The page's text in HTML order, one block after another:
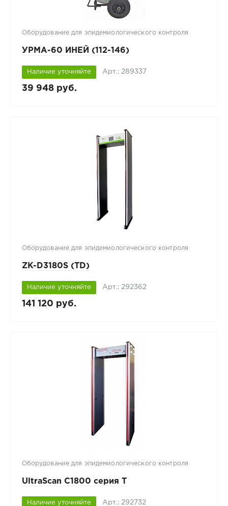
Оборудование для эпидемиологического контроля
УРМА-60 ИНЕЙ (112-146)
Наличие уточняйте Арт.: 289337
39 948 руб.
Оборудование для эпидемиологического контроля
ZK-D3180S (TD)
Наличие уточняйте Арт.: 292362
141 120 руб.
Оборудование для эпидемиологического контроля
UltraScan C1800 серия T
Наличие уточняйте Арт.: 292732